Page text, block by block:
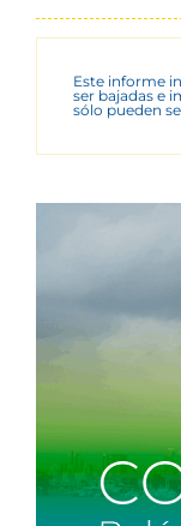
Este informe
ser bajadas e
sólo pueden